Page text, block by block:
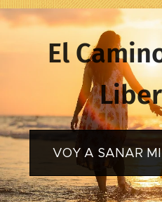
El
VOY A SANAR